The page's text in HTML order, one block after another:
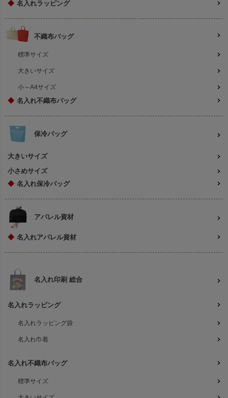
◆ 名入れラッピング
不織布バッグ
標準サイズ
大きいサイズ
小～A4サイズ
◆ 名入れ不織布バッグ
保冷バッグ
大きいサイズ
小さめサイズ
◆ 名入れ保冷バッグ
アパレル資材
◆ 名入れアパレル資材
名入れ印刷 総合
名入れラッピング
名入れラッピング袋
名入れ巾着
名入れ不織布バッグ
標準サイズ